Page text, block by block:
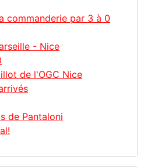
commanderie par 3 à 0
- Nice
de l'OGC Nice
de Pantaloni